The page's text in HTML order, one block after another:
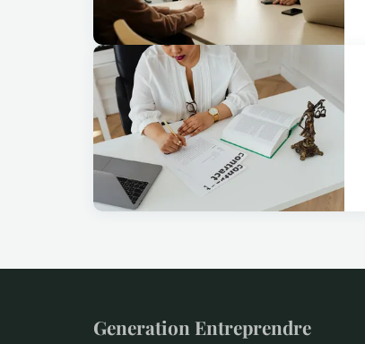
Generation Entreprendre